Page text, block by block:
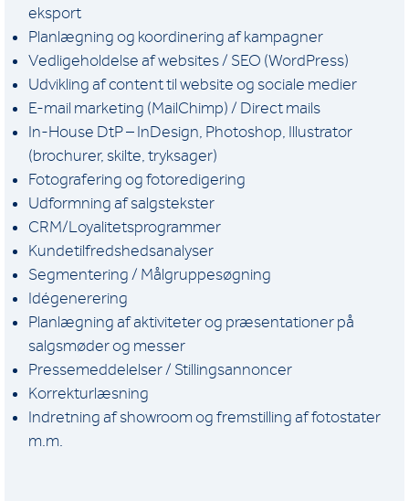
eksport
Planlægning og koordinering af kampagner
Vedligeholdelse af websites / SEO (WordPress)
Udvikling af content til website og sociale medier
E-mail marketing (MailChimp) / Direct mails
In-House DtP – InDesign, Photoshop, Illustrator
(brochurer, skilte, tryksager)
Fotografering og fotoredigering
Udformning af salgstekster
CRM/Loyalitetsprogrammer
Kundetilfredshedsanalyser
Segmentering / Målgruppesøgning
Idégenerering
Planlægning af aktiviteter og præsentationer på
salgsmøder og messer
Pressemeddelelser / Stillingsannoncer
Korrekturlæsning
Indretning af showroom og fremstilling af fotostater
m.m.